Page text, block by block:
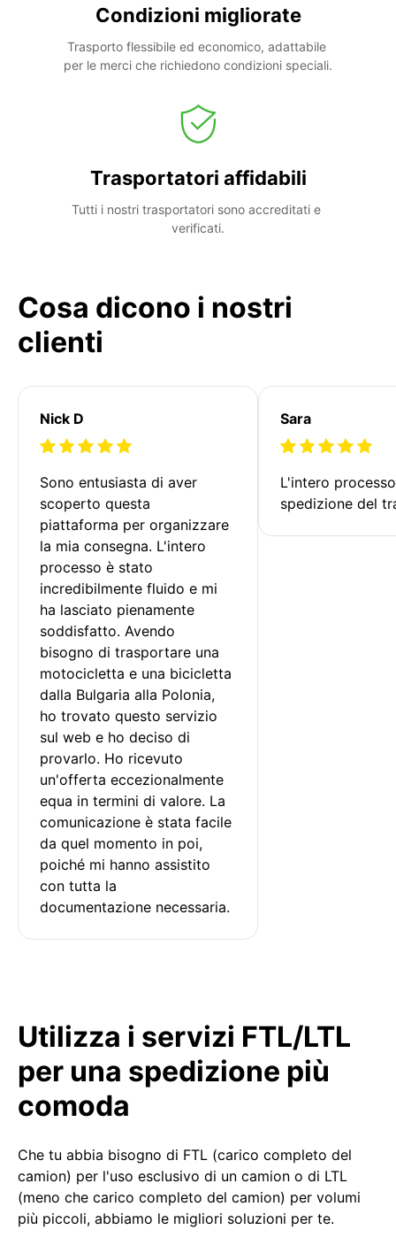
Condizioni migliorate
Trasporto flessibile ed economico, adattabile
per le merci che richiedono condizioni speciali.
Trasportatori affidabili
Tutti i nostri trasportatori sono accreditati e
verificati.
Cosa dicono i nostri
clienti
Nick D
Sono entusiasta di aver
scoperto questa
piattaforma per organizzare
la mia consegna. L'intero
processo è stato
incredibilmente fluido e mi
ha lasciato pienamente
soddisfatto. Avendo
bisogno di trasportare una
motocicletta e una bicicletta
dalla Bulgaria alla Polonia,
ho trovato questo servizio
sul web e ho deciso di
provarlo. Ho ricevuto
un'offerta eccezionalmente
equa in termini di valore. La
comunicazione è stata facile
da quel momento in poi,
poiché mi hanno assistito
con tutta la
documentazione necessaria.
Sara
L'intero
spedizione del
Utilizza i servizi FTL/LTL
per una spedizione più
comoda
Che tu abbia bisogno di FTL (carico completo del
camion) per l'uso esclusivo di un camion o di LTL
(meno che carico completo del camion) per volumi
più piccoli, abbiamo le migliori soluzioni per te.